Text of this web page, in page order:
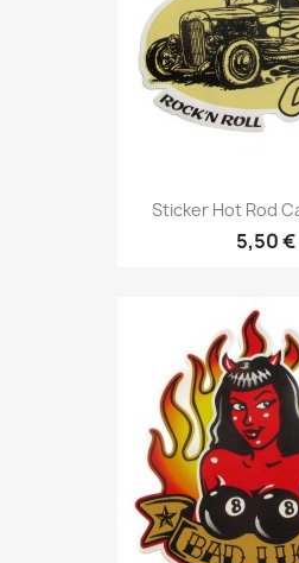
Sticker Hot Rod
5,50 €